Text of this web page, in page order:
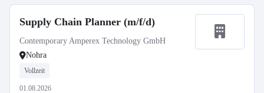
Supply Chain Planner (m/f/d)
Contemporary Amperex Technology GmbH
Nohra
Vollzeit
01.08.2026